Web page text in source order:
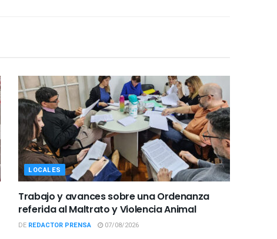
LOCALES
Trabajo y avances sobre una Ordenanza
referida al Maltrato y Violencia Animal
DE REDACTOR PRENSA 07/08/2026